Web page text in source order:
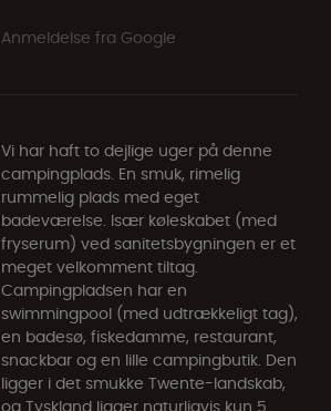
Anmeldelse fra Google
Vi har haft to dejlige uger på denne
campingplads. En smuk, rimelig
rummelig plads med eget
badeværelse. Især køleskabet (med
fryserum) ved sanitetsbygningen er et
meget velkomment tiltag.
Campingpladsen har en
swimmingpool (med udtrækkeligt tag),
en badesø, fiskedamme, restaurant,
snackbar og en lille campingbutik. Den
ligger i det smukke Twente-landskab,
og Tyskland ligger naturligvis kun 5